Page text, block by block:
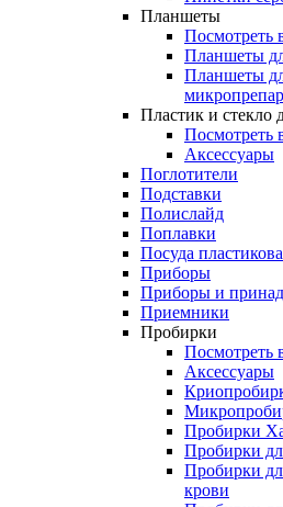
Планшеты
Посмотреть
Планшеты
Планшеты
Пластик и стекло
Посмотреть
Аксессуары
Поглотители
Подставки
Полислайд
Поплавки
Посуда
Приборы
Приборы и
Приемники
Пробирки
Посмотреть
Аксессуары
Пробирки
Пробирки
Пробирки
крови